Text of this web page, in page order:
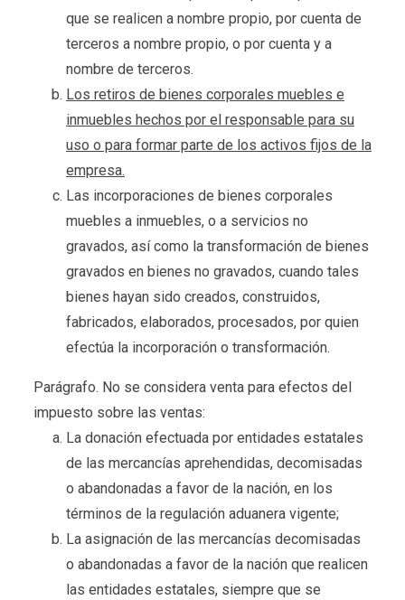
que se realicen a nombre propio, por cuenta de
terceros a nombre propio, o por cuenta y a
nombre de terceros.
Los retiros de bienes corporales muebles e
inmuebles hechos por el responsable para su
uso o para formar parte de los activos fijos de la
empresa.
Las incorporaciones de bienes corporales
muebles a inmuebles, o a servicios no
gravados, así como la transformación de bienes
gravados en bienes no gravados, cuando tales
bienes hayan sido creados, construidos,
fabricados, elaborados, procesados, por quien
efectúa la incorporación o transformación.
Parágrafo. No se considera venta para efectos del
impuesto sobre las ventas:
La donación efectuada por entidades estatales
de las mercancías aprehendidas, decomisadas
o abandonadas a favor de la nación, en los
términos de la regulación aduanera vigente;
La asignación de las mercancías decomisadas
o abandonadas a favor de la nación que realicen
las entidades estatales, siempre que se